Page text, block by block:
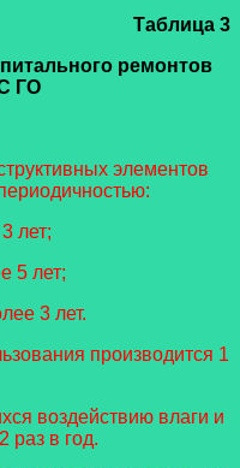
Таблица 3
ремонтов
ГО
элементов
лет;
5 лет;
3 лет.
производится 1
воздействию влаги и
раз в год.